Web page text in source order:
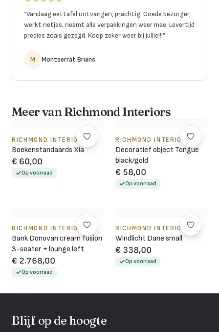
“Vandaag eettafel ontvangen, prachtig. Goede bezorger,
werkt netjes, neemt alle verpakkingen weer mee. Levertijd
precies zoals gezegd. Koop zeker weer bij jullie!!!”
M Montserrat Bruins
Meer van Richmond Interiors
RICHMOND INTERIORS
Boekenstandaards Xia
€ 60,00
Op voorraad
RICHMOND INTERIORS
Decoratief object Tongue
black/gold
€ 58,00
Op voorraad
RICHMOND INTERIORS
Bank Donovan cream fusion
3-seater + lounge left
€ 2.768,00
Op voorraad
RICHMOND INTERIORS
Windlicht Dane small
€ 338,00
Op voorraad
Blijf op de hoogte